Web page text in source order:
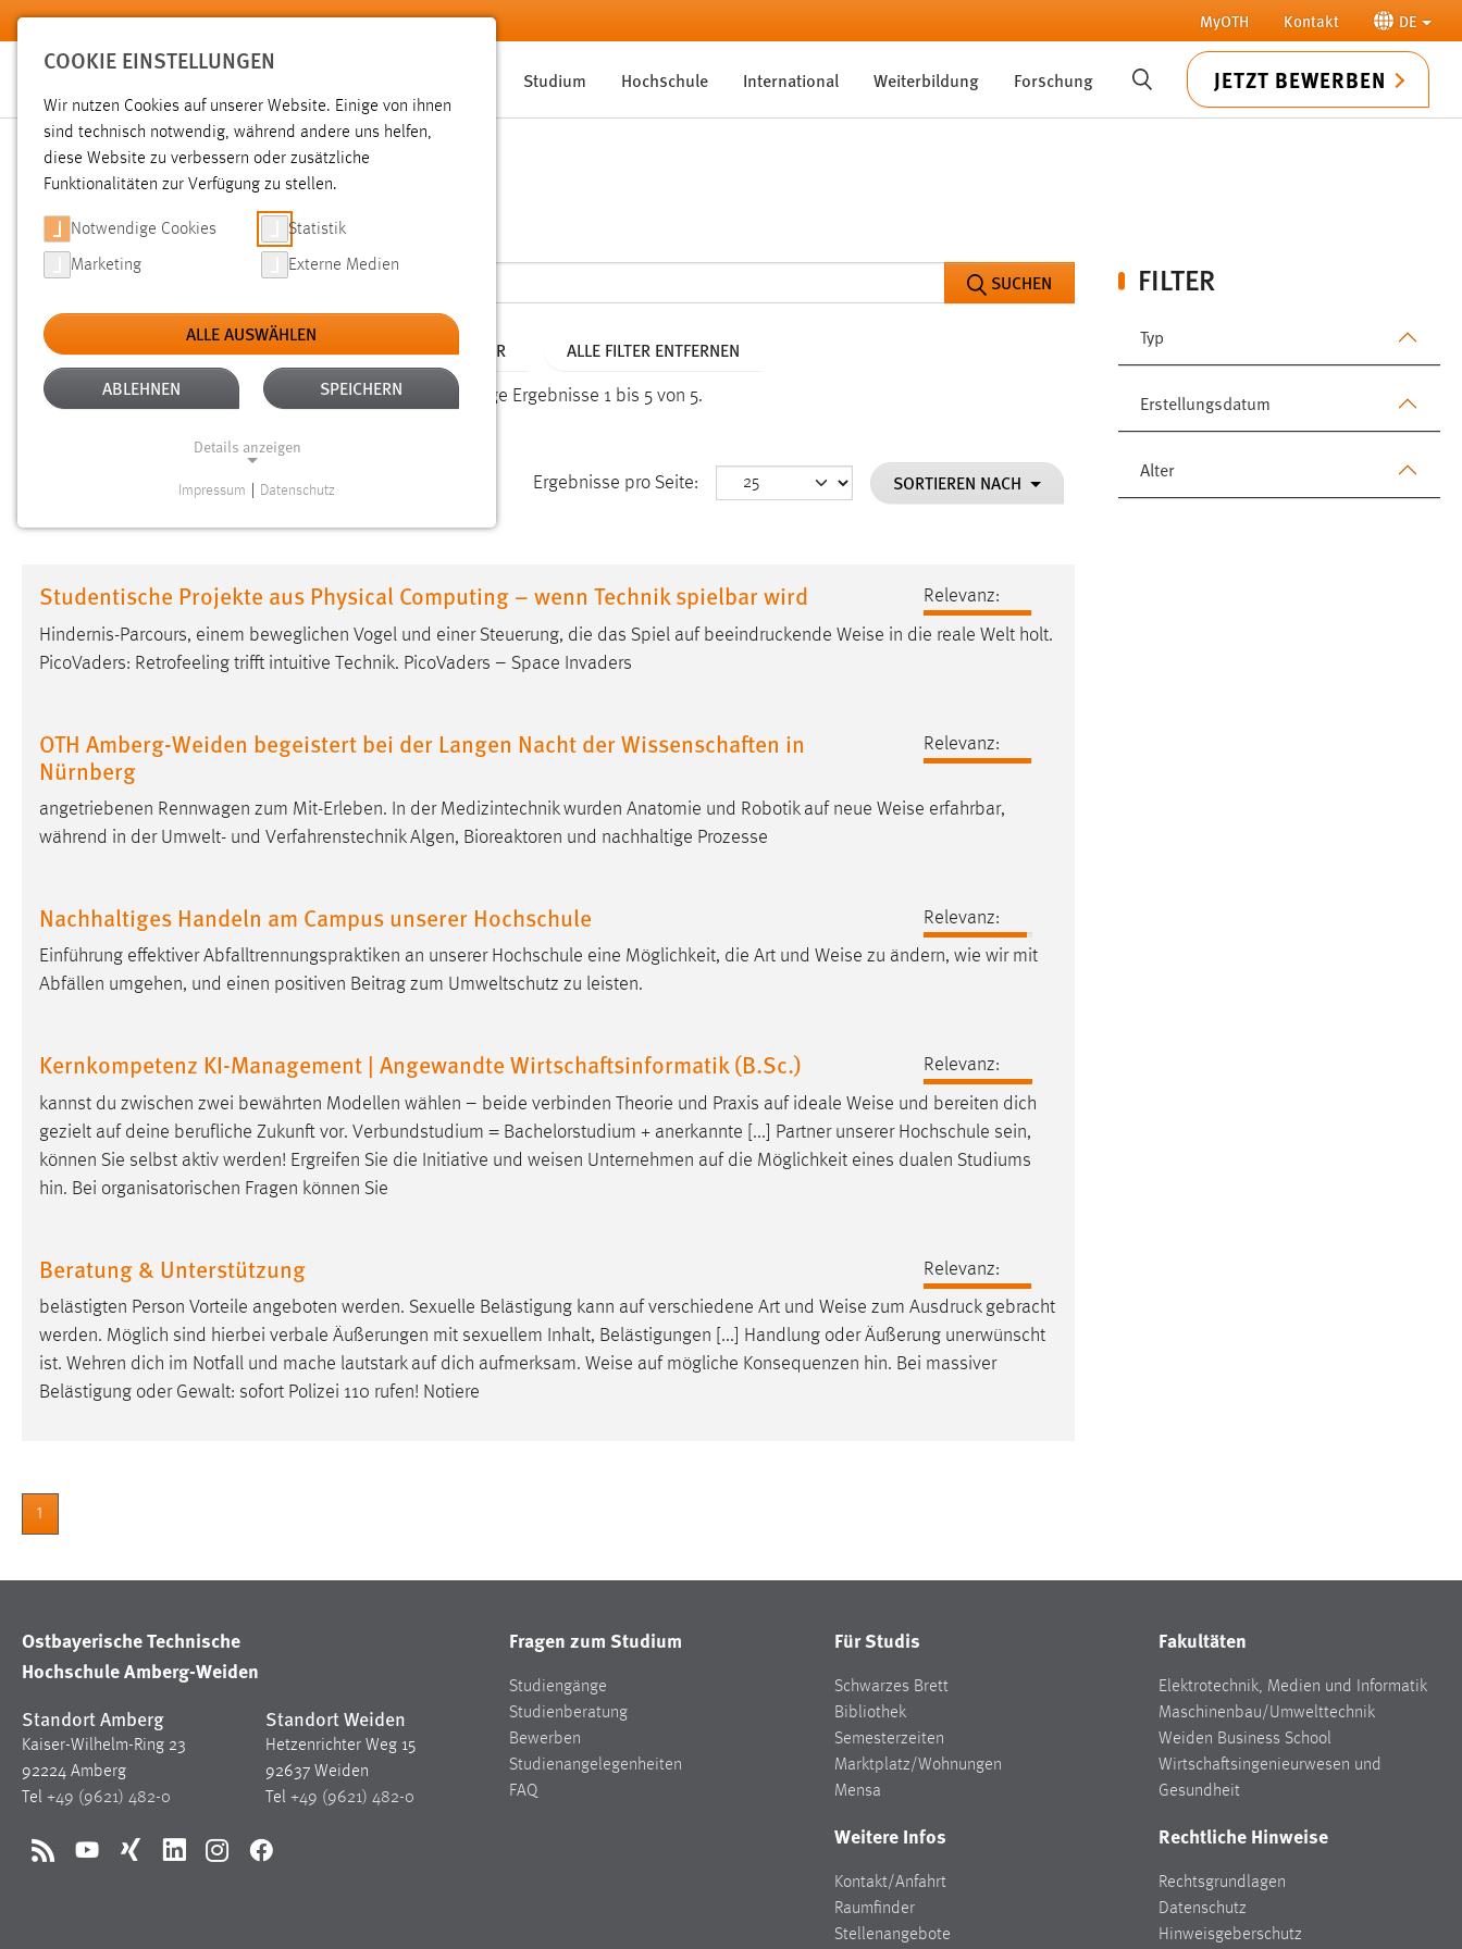
Zum Hauptinhalt springen MyOTH Kontakt DE
Studium Hochschule International Weiterbildung Forschung SUCHE JETZT BEWERBEN
SUCHE
FILTER
Typ
Erstellungsdatum
Alter
SUCHEN
Aktive Filter: TYP: SEITEN ALTER: 6 MONATE BIS 1 JAHR ALLE FILTER ENTFERNEN
Gesucht nach "weis". Es wurden 5 Ergebnisse gefunden. Zeige Ergebnisse 1 bis 5 von 5.
Ergebnisse pro Seite: SORTIEREN NACH
Studentische Projekte aus Physical Computing – wenn Technik spielbar wird
Relevanz:
Hindernis-Parcours, einem beweglichen Vogel und einer Steuerung, die das Spiel auf beeindruckende Weise in die reale Welt holt.
PicoVaders: Retrofeeling trifft intuitive Technik. PicoVaders – Space Invaders
OTH Amberg-Weiden begeistert bei der Langen Nacht der Wissenschaften in
Nürnberg
Relevanz:
angetriebenen Rennwagen zum Mit-Erleben. In der Medizintechnik wurden Anatomie und Robotik auf neue Weise erfahrbar,
während in der Umwelt- und Verfahrenstechnik Algen, Bioreaktoren und nachhaltige Prozesse
Nachhaltiges Handeln am Campus unserer Hochschule
Relevanz:
Einführung effektiver Abfalltrennungspraktiken an unserer Hochschule eine Möglichkeit, die Art und Weise zu ändern, wie wir mit
Abfällen umgehen, und einen positiven Beitrag zum Umweltschutz zu leisten.
Kernkompetenz KI-Management | Angewandte Wirtschaftsinformatik (B.Sc.)
Relevanz:
kannst du zwischen zwei bewährten Modellen wählen – beide verbinden Theorie und Praxis auf ideale Weise und bereiten dich
gezielt auf deine berufliche Zukunft vor. Verbundstudium = Bachelorstudium + anerkannte [...] Partner unserer Hochschule sein,
können Sie selbst aktiv werden! Ergreifen Sie die Initiative und weisen Unternehmen auf die Möglichkeit eines dualen Studiums
hin. Bei organisatorischen Fragen können Sie
Beratung & Unterstützung
Relevanz:
belästigten Person Vorteile angeboten werden. Sexuelle Belästigung kann auf verschiedene Art und Weise zum Ausdruck gebracht
werden. Möglich sind hierbei verbale Äußerungen mit sexuellem Inhalt, Belästigungen [...] Handlung oder Äußerung unerwünscht
ist. Wehren dich im Notfall und mache lautstark auf dich aufmerksam. Weise auf mögliche Konsequenzen hin. Bei massiver
Belästigung oder Gewalt: sofort Polizei 110 rufen! Notiere
1
Ostbayerische Technische
Hochschule Amberg-Weiden
Standort Amberg
Kaiser-Wilhelm-Ring 23
92224 Amberg
Tel +49 (9621) 482-0
Standort Weiden
Hetzenrichter Weg 15
92637 Weiden
Tel +49 (9621) 482-0
RSS YouTubeXing LinkedInInstagramFacebook
Fragen zum Studium
Studiengänge
Studienberatung
Bewerben
Studienangelegenheiten
FAQ
Für Studis
Schwarzes Brett
Bibliothek
Semesterzeiten
Marktplatz/Wohnungen
Mensa
Fakultäten
Elektrotechnik, Medien und Informatik
Maschinenbau/Umwelttechnik
Weiden Business School
Wirtschaftsingenieurwesen und
Gesundheit
Weitere Infos
Kontakt/Anfahrt
Raumfinder
Stellenangebote
Rechtliche Hinweise
Rechtsgrundlagen
Datenschutz
Hinweisgeberschutz
COOKIE EINSTELLUNGEN
Wir nutzen Cookies auf unserer Website. Einige von ihnen
sind technisch notwendig, während andere uns helfen,
diese Website zu verbessern oder zusätzliche
Funktionalitäten zur Verfügung zu stellen.
Notwendige Cookies Statistik
Marketing Externe Medien
ALLE AUSWÄHLEN
ABLEHNEN SPEICHERN
Details anzeigen
Website erforderlich.
Einverständnis
Zweck:
Dieser Cookie speichert die
ausgewählten Einverständnis-Optionen
Cookie Laufzeit:
Name: staticfilecache
Zweck:
Für performante Seitenauslieferung wird
in diesem Cookie gespeichert, ob man
Sprachpräferenz
Name: site-language-preference
Zweck:
Das Cookie speichert die gewählte
Sprache der Website.
Chat
Name:
MibewSessionID, MIBEW_UserID,
mibew_locale, mibew-chat-frame-style-
5e9dbeb1811c0446
Name: fe_user, be_user, be_lastLoginProvider
der Website einloggen zu können.
Cookie Laufzeit:
STATISTIK
Impressum Datenschutz